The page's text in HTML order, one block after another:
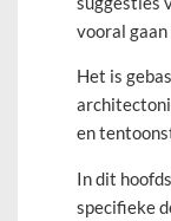
vooral
Het is
en
In dit
specifieke